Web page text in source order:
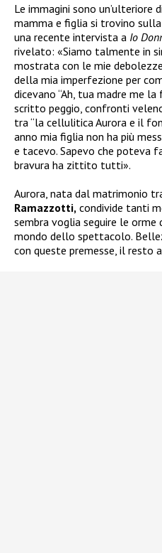
Le immagini sono
mamma e figlia si trovino sulla
una recente intervista a Io
rivelato: «Siamo talmente in
mostrata con le mie
della mia imperfezione per
dicevano “Ah, tua madre me la
scritto peggio, confronti
tra “la cellulitica Aurora e il
anno mia figlia non ha più
e tacevo. Sapevo che poteva
bravura ha zittito tutti».
Aurora, nata dal matrimonio
Ramazzotti, condivide tanti
sembra voglia seguire le
mondo dello spettacolo.
con queste premesse, il resto